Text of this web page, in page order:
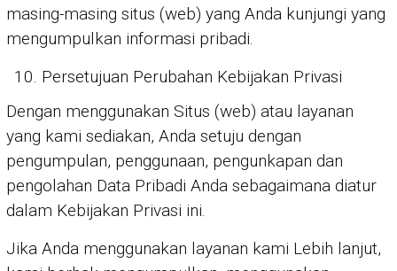
masing-masing situs (web) yang Anda kunjungi yang
mengumpulkan informasi pribadi.
Persetujuan Perubahan Kebijakan Privasi
Dengan menggunakan Situs (web) atau layanan
yang kami sediakan, Anda setuju dengan
pengumpulan, penggunaan, pengunkapan dan
pengolahan Data Pribadi Anda sebagaimana diatur
dalam Kebijakan Privasi ini.
Jika Anda menggunakan layanan kami Lebih lanjut,